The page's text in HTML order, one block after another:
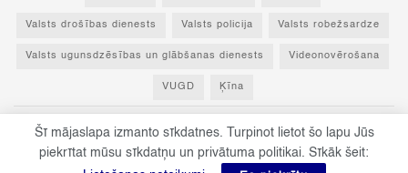
Valsts drošības dienests Valsts policija Valsts robežsardze
Valsts ugunsdzēsības un glābšanas dienests Videonovērošana
VUGD Ķīna
© 2023 Par drošību! - Visas tiesības paturētas un aizsargātas ar Latvijas
Republikas un Eiropas Savienības normatīvajiem aktiem.
Šī mājaslapa izmanto sīkdatnes. Turpinot lietot šo lapu Jūs
piekrītat mūsu sīkdatņu un privātuma politikai. Sīkāk šeit: